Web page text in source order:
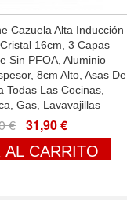
Cazuela Alta Inducción
16cm, 3 Capas
Sin PFOA, Aluminio
8cm Alto, Asas De
Todas Las Cocinas,
Gas, Lavavajillas
€ 31,90 €
AL CARRITO